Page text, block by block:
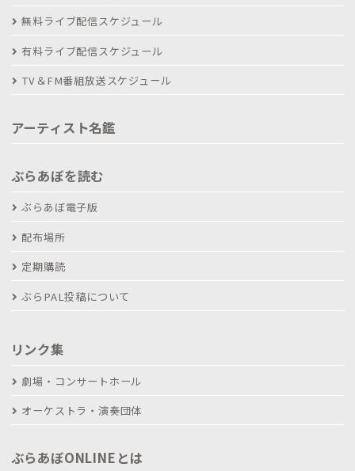
無料ライブ配信スケジュール
有料ライブ配信スケジュール
TV＆FM番組放送スケジュール
アーティスト名鑑
ぶらあぼを読む
ぶらあぼ電子版
配布場所
定期購読
ぶらPAL投稿について
リンク集
劇場・コンサートホール
オーケストラ・演奏団体
ぶらあぼONLINEとは